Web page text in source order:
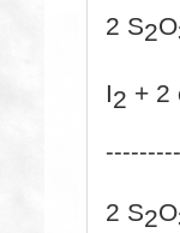
2 S2O
I2 + 2
2 S2O